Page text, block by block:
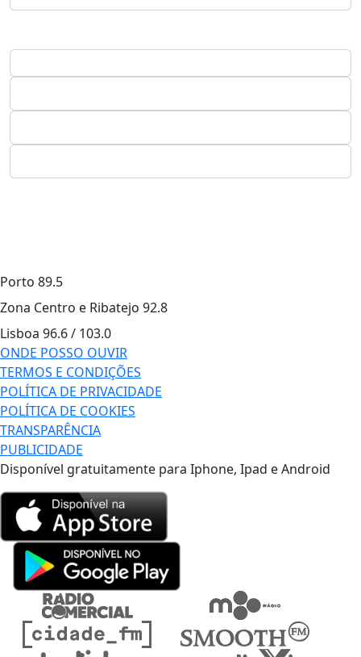
Porto 89.5
Zona Centro e Ribatejo 92.8
Lisboa 96.6 / 103.0
ONDE POSSO OUVIR
TERMOS E CONDIÇÕES
POLÍTICA DE PRIVACIDADE
POLÍTICA DE COOKIES
TRANSPARÊNCIA
PUBLICIDADE
Disponível gratuitamente para Iphone, Ipad e Android